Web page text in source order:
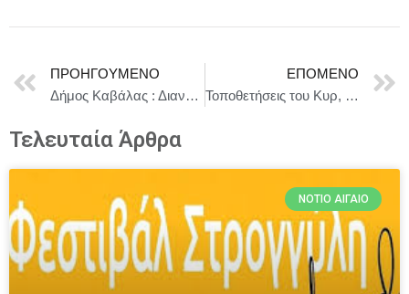
ΠΡΟΗΓΟΎΜΕΝΟ
Δήμος Καβάλας : Διανομή οικοπέδων στο Νέο Ζυγό Καβάλας
ΕΠΌΜΕΝΟ
Τοποθετήσεις του Κυρ, Μητσοτάκη κατά τη συζήτησή του με τον Κ. Δασκαλάκη, Καθηγητή Επιστήμης Υπολογιστών στο ΜΙΤ και Πρόεδρο της Συμβουλευτικής Επιτροπής για την Τεχνητή Νοημοσύνη
Τελευταία Άρθρα
ΝΌΤΙΟ ΑΙΓΑΊΟ